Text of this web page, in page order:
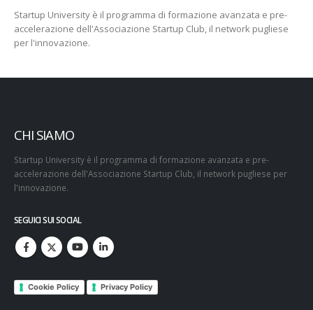
Startup University è il programma di formazione avanzata e pre-
accelerazione dell'Associazione Startup Club, il network pugliese
per l'innovazione.
CHI SIAMO
Startup University è il programma di formazione avanzata e pre-
accelerazione dell'Associazione Startup Club, il network pugliese per
l'innovazione.
SEGUICI SUI SOCIAL
Cookie Policy Privacy Policy